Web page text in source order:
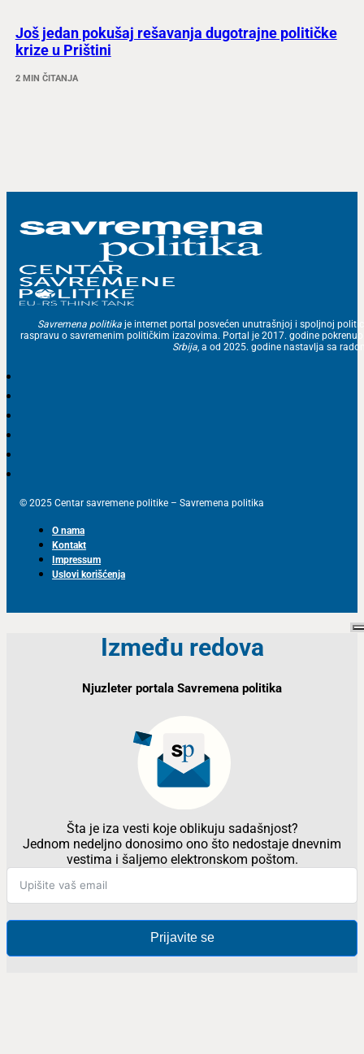
Još jedan pokušaj rešavanja dugotrajne političke
krize u Prištini
2 MIN ČITANJA
Savremena politika je internet portal posvećen unutrašnjoj i spoljnoj
raspravu o savremenim političkim izazovima. Portal je 2017. godine
Srbija, a od 2025. godine nastavlja sa
© 2025 Centar savremene politike – Savremena politika
O nama
Kontakt
Impressum
Uslovi korišćenja
Između redova
Njuzleter portala Savremena politika
Šta je iza vesti koje oblikuju sadašnjost?
Jednom nedeljno donosimo ono što nedostaje dnevnim
vestima i šaljemo elektronskom poštom.
Prijavite se